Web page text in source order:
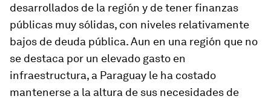
desarrollados de la región y de tener finanzas
públicas muy sólidas, con niveles relativamente
bajos de deuda pública. Aun en una región que no
se destaca por un elevado gasto en
infraestructura, a Paraguay le ha costado
mantenerse a la altura de sus necesidades de